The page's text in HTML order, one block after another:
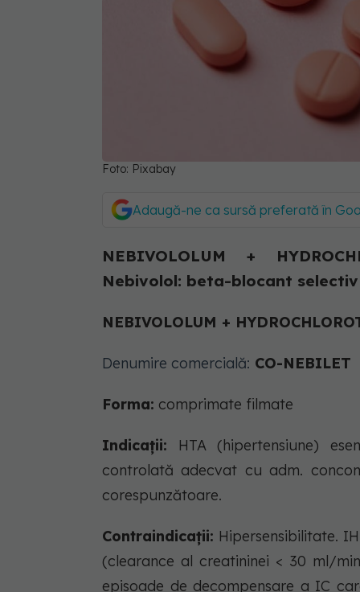
Foto: Pixabay
Adaugă-ne ca sursă preferată în
NEBIVOLOLUM +
Nebivolol: beta-blocant
NEBIVOLOLUM +
Denumire comercială: CO-NEBILET
Forma: comprimate filmate
Indicații: HTA (hipertensiune)
controlată adecvat cu adm.
corespunzătoare.
Contraindicații: Hipersensibilitate.
(clearance al creatininei < 30 ml/
episoade de decompensare a IC